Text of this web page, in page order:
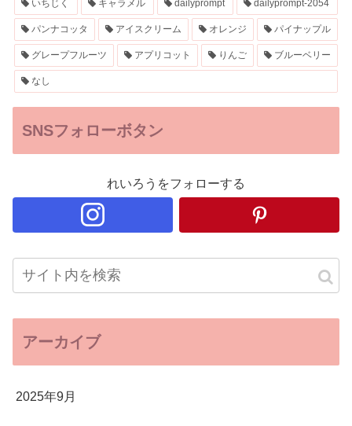
いちじく キャラメル dailyprompt dailyprompt-2054
パンナコッタ アイスクリーム オレンジ パイナップル
グレープフルーツ アプリコット りんご ブルーベリー
なし
SNSフォローボタン
れいろうをフォローする
アーカイブ
2025年9月